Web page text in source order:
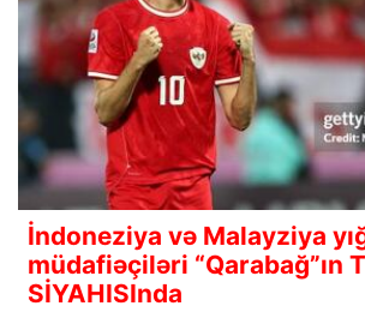
İndoneziya və Malayziya
müdafiəçiləri “Qarabağ”ın
SİYAHISInda